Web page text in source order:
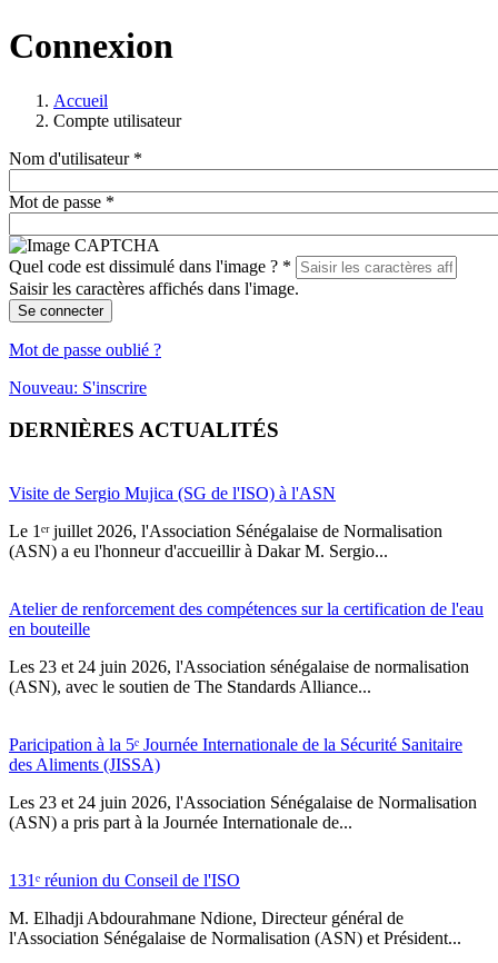
Connexion
Accueil
Compte utilisateur
Nom d'utilisateur *
Mot de passe *
Quel code est dissimulé dans l'image ? *
Saisir les caractères affichés dans l'image.
Se connecter
Mot de passe oublié ?
Nouveau: S'inscrire
DERNIÈRES ACTUALITÉS
Visite de Sergio Mujica (SG de l'ISO) à l'ASN
Le 1ᵉʳ juillet 2026, l'Association Sénégalaise de Normalisation
(ASN) a eu l'honneur d'accueillir à Dakar M. Sergio...
Atelier de renforcement des compétences sur la certification de l'eau
en bouteille
Les 23 et 24 juin 2026, l'Association sénégalaise de normalisation
(ASN), avec le soutien de The Standards Alliance...
Paricipation à la 5ᵉ Journée Internationale de la Sécurité Sanitaire
des Aliments (JISSA)
‎Les 23 et 24 juin 2026, l'Association Sénégalaise de Normalisation
(ASN) a pris part à la Journée Internationale de...
131ᵉ réunion du Conseil de l'ISO
M. Elhadji Abdourahmane Ndione, Directeur général de
l'Association Sénégalaise de Normalisation (ASN) et Président...